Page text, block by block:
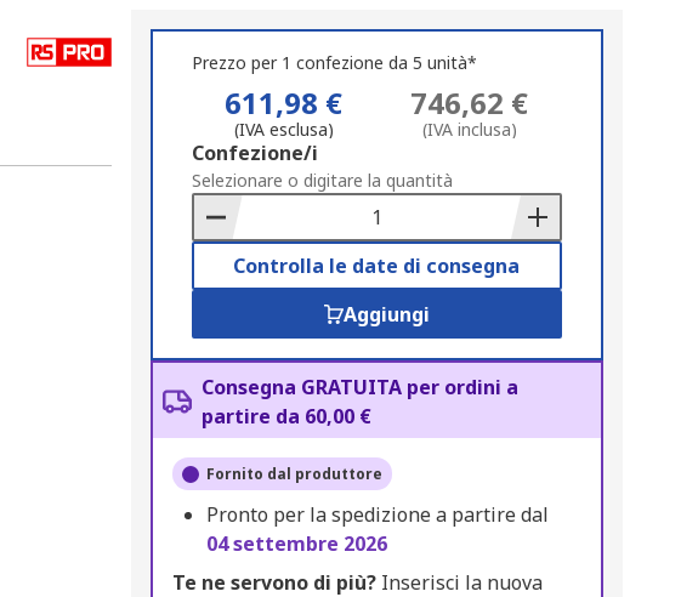
Prezzo per 1 confezione da 5 unità*
611,98 €
(IVA esclusa)
746,62 €
(IVA inclusa)
Add
to
Basket
Confezione/i
Selezionare o digitare la quantità
Controlla le date di consegna
Aggiungi
Consegna GRATUITA per ordini a
partire da 60,00 €
Fornito dal produttore
Pronto per la spedizione a partire dal
04 settembre 2026
Te ne servono di più?Inserisci la nuova